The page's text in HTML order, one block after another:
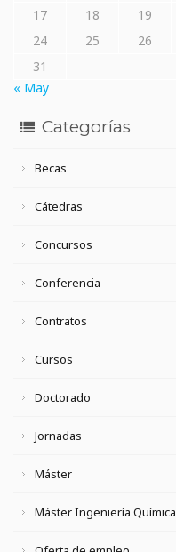
17
18 19
24
25 26
31
« May
Categorías
Becas
Cátedras
Concursos
Conferencia
Contratos
Cursos
Doctorado
Jornadas
Máster
Máster Ingeniería Química